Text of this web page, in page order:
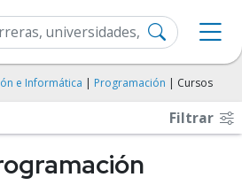
e Informática | Programación | Cursos
Filtrar